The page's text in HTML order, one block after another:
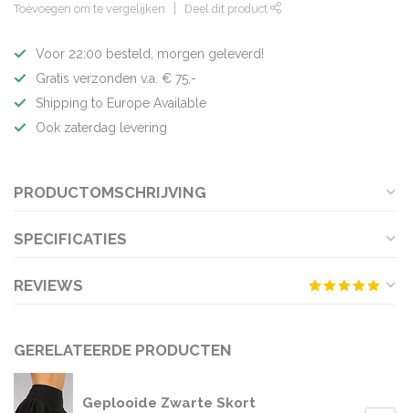
Toevoegen om te vergelijken Deel dit product
Voor 22:00 besteld, morgen geleverd!
Gratis verzonden v.a. € 75,-
Shipping to Europe Available
Ook zaterdag levering
PRODUCTOMSCHRIJVING
SPECIFICATIES
REVIEWS
GERELATEERDE PRODUCTEN
Geplooide Zwarte Skort